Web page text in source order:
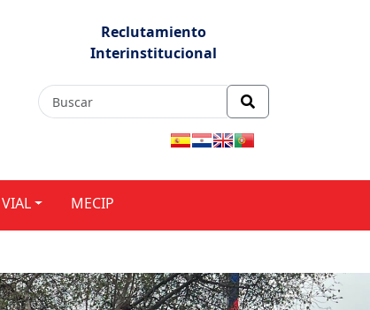
Reclutamiento
Interinstitucional
MECIP